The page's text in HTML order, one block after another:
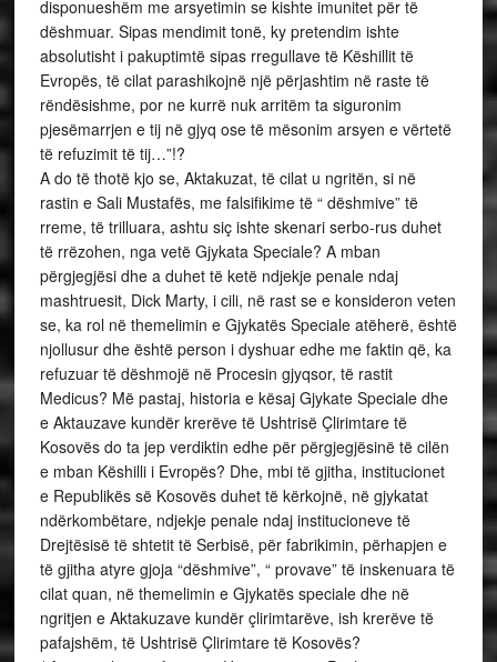
disponueshëm me arsyetimin se kishte imunitet për të
dëshmuar. Sipas mendimit tonë, ky pretendim ishte
absolutisht i pakuptimtë sipas rregullave të Këshillit të
Evropës, të cilat parashikojnë një përjashtim në raste të
rëndësishme, por ne kurrë nuk arritëm ta siguronim
pjesëmarrjen e tij në gjyq ose të mësonim arsyen e vërtetë
të refuzimit të tij…”!?
A do të thotë kjo se, Aktakuzat, të cilat u ngritën, si në
rastin e Sali Mustafës, me falsifikime të “ dëshmive” të
rreme, të trilluara, ashtu siç ishte skenari serbo-rus duhet
të rrëzohen, nga vetë Gjykata Speciale? A mban
përgjegjësi dhe a duhet të ketë ndjekje penale ndaj
mashtruesit, Dick Marty, i cili, në rast se e konsideron veten
se, ka rol në themelimin e Gjykatës Speciale atëherë, është
njollusur dhe është person i dyshuar edhe me faktin që, ka
refuzuar të dëshmojë në Procesin gjyqsor, të rastit
Medicus? Më pastaj, historia e kësaj Gjykate Speciale dhe
e Aktauzave kundër krerëve të Ushtrisë Çlirimtare të
Kosovës do ta jep verdiktin edhe për përgjegjësinë të cilën
e mban Këshilli i Evropës? Dhe, mbi të gjitha, institucionet
e Republikës së Kosovës duhet të kërkojnë, në gjykatat
ndërkombëtare, ndjekje penale ndaj institucioneve të
Drejtësisë të shtetit të Serbisë, për fabrikimin, përhapjen e
të gjitha atyre gjoja “dëshmive”, “ provave” të inskenuara të
cilat quan, në themelimin e Gjykatës speciale dhe në
ngritjen e Aktakuzave kundër çlirimtarëve, ish krerëve të
pafajshëm, të Ushtrisë Çlirimtare të Kosovës?